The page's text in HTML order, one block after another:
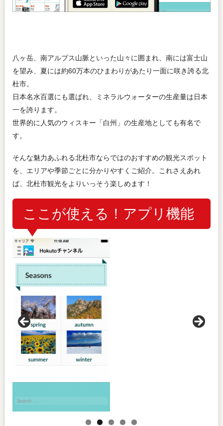
八ヶ岳、南アルプス山脈といった山々に囲まれ、南には富士山
を望み、夏には約60万本のひまわりがあたり一面に咲き誇る北
杜市。
日本名水百選にも選ばれ、ミネラルウォーターの生産量は日本
一を誇ります。
世界的に人気のウィスキー「白州」の生産地としても有名で
す。
そんな魅力あふれる北杜市ならではのおすすめの観光スポット
を、エリアや季節ごとに分かりやすくご紹介。これさえあれ
ば、北杜市観光をよりいっそう楽しめます！
ここが使える！アプリ機能